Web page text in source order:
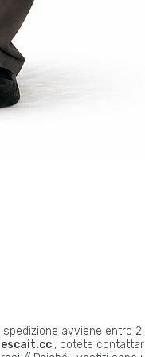
spedizione avviene entro 2
, potete